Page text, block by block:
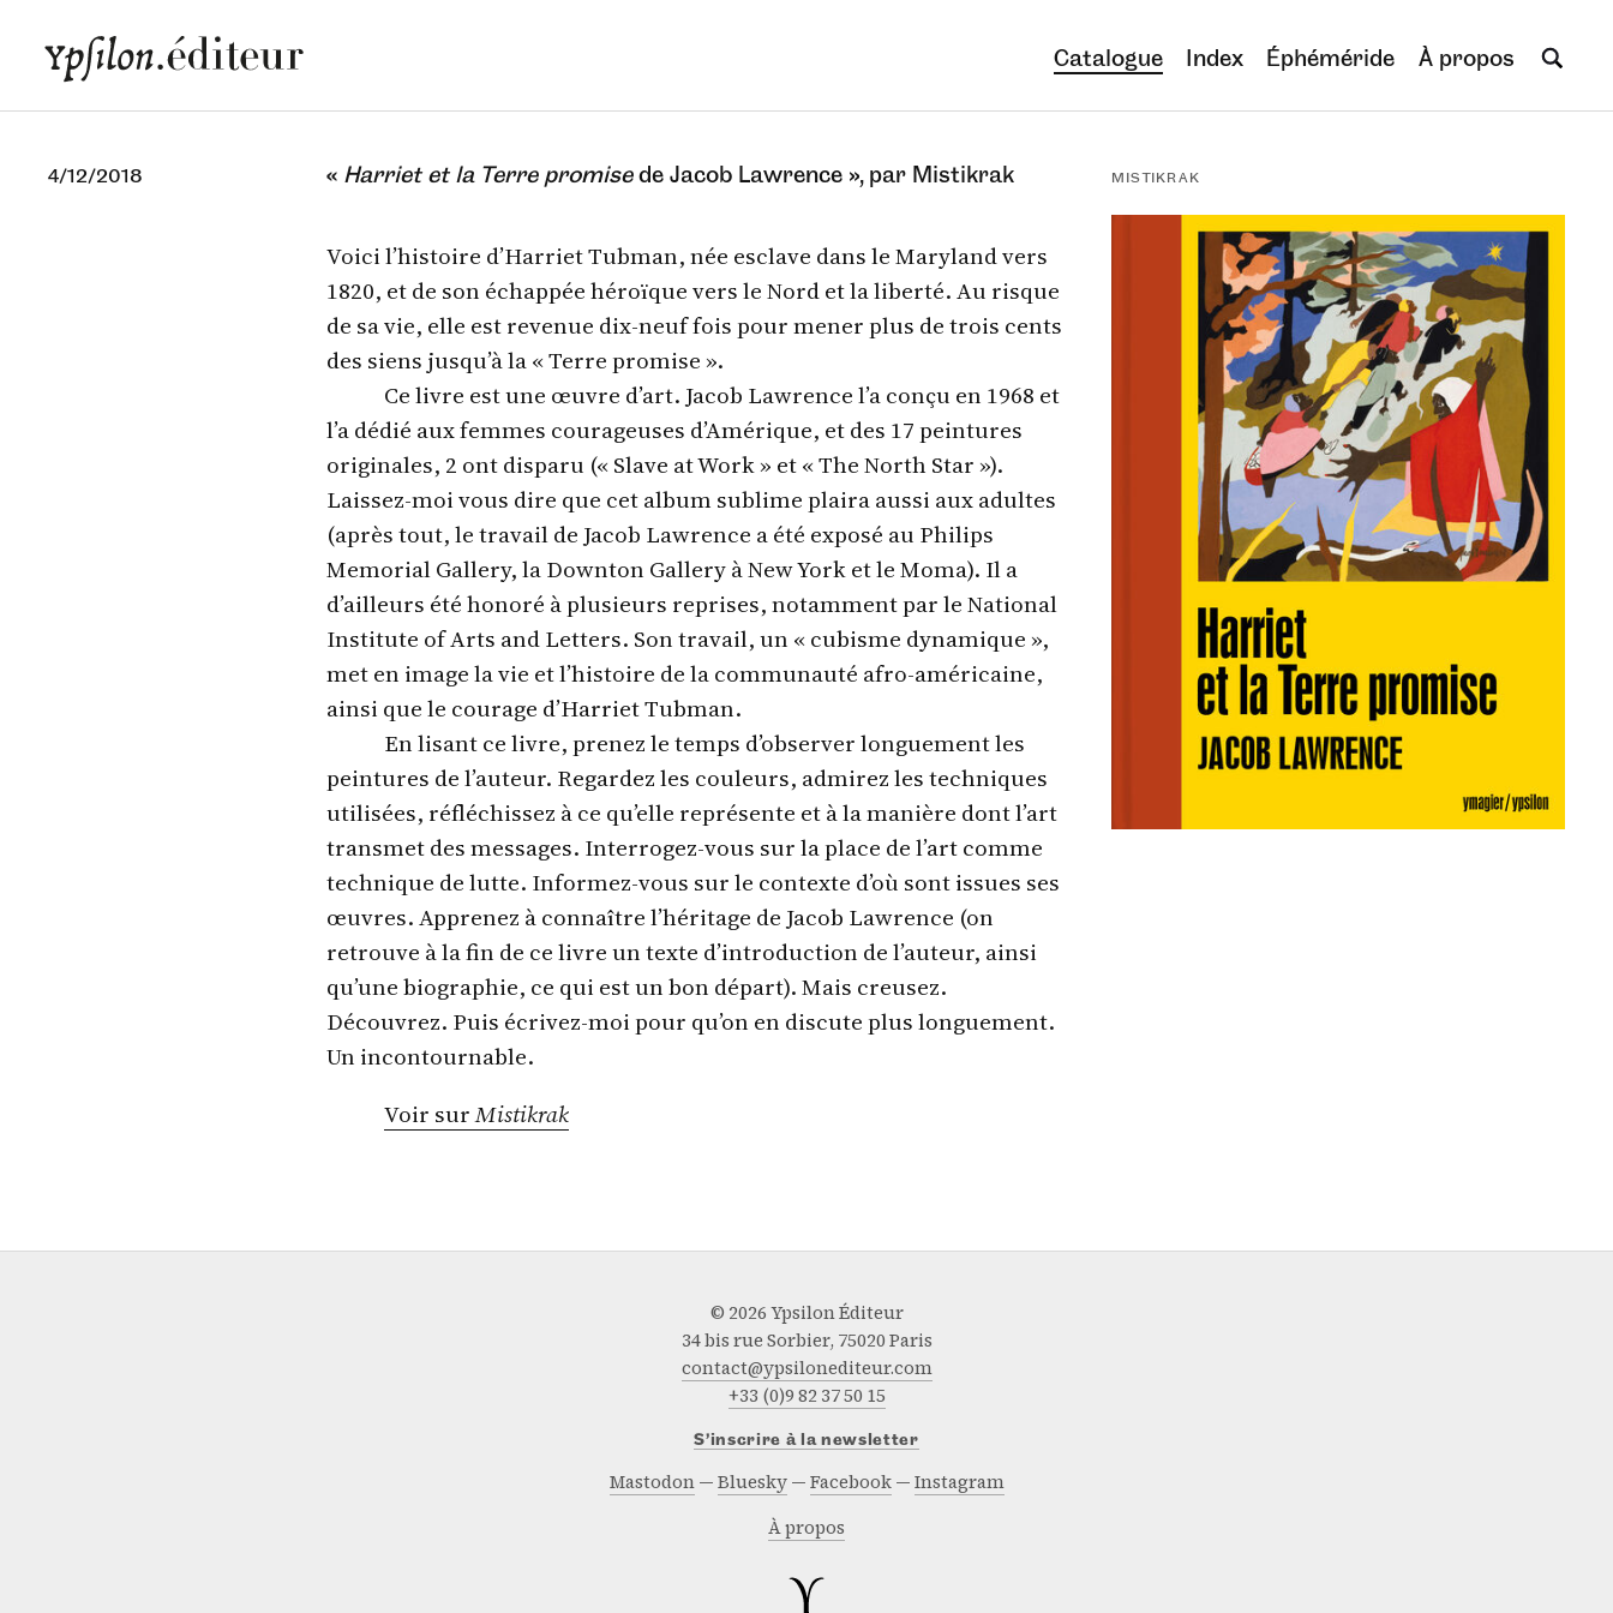
Catalogue Index Éphéméride À propos
4/12/2018 « Harriet et la Terre promisede Jacob Lawrence », par Mistikrak MISTIKRAK
Voici l’histoire d’Harriet Tubman, née esclave dans le Maryland vers
1820, et de son échappée héroïque vers le Nord et la liberté. Au risque
de sa vie, elle est revenue dix-neuf fois pour mener plus de trois cents
des siens jusqu’à la « Terre promise ».
Ce livre est une œuvre d’art. Jacob Lawrence l’a conçu en 1968 et
l’a dédié aux femmes courageuses d’Amérique, et des 17 peintures
originales, 2 ont disparu (« Slave at Work » et « The North Star »).
Laissez-moi vous dire que cet album sublime plaira aussi aux adultes
(après tout, le travail de Jacob Lawrence a été exposé au Philips
Memorial Gallery, la Downton Gallery à New York et le Moma). Il a
d’ailleurs été honoré à plusieurs reprises, notamment par le National
Institute of Arts and Letters. Son travail, un « cubisme dynamique »,
met en image la vie et l’histoire de la communauté afro-américaine,
ainsi que le courage d’Harriet Tubman.
En lisant ce livre, prenez le temps d’observer longuement les
peintures de l’auteur. Regardez les couleurs, admirez les techniques
utilisées, réfléchissez à ce qu’elle représente et à la manière dont l’art
transmet des messages. Interrogez-vous sur la place de l’art comme
technique de lutte. Informez-vous sur le contexte d’où sont issues ses
œuvres. Apprenez à connaître l’héritage de Jacob Lawrence (on
retrouve à la fin de ce livre un texte d’introduction de l’auteur, ainsi
qu’une biographie, ce qui est un bon départ). Mais creusez.
Découvrez. Puis écrivez-moi pour qu’on en discute plus longuement.
Un incontournable.
Voir surMistikrak
© 2026 Ypsilon Éditeur
34 bis rue Sorbier, 75020 Paris
contact@ypsilonediteur.com
+33 (0)9 82 37 50 15
S’inscrire à la newsletter
Mastodon Bluesky Facebook
Instagram
À propos